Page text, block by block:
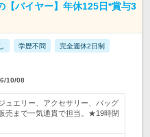
【バイヤー】年休125日*賞与3
学歴不問 完全週休2日制
10/08
ュエリー、アクセサリー、バッグ
売まで一気通貫で担当。★19時閉